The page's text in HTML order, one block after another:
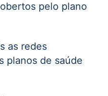
pelo plano
as redes
planos de saúde